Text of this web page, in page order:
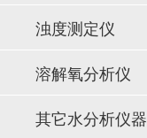
浊度测定仪
溶解氧分析仪
其它水分析仪器